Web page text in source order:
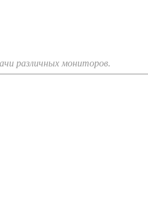
различных мониторов.